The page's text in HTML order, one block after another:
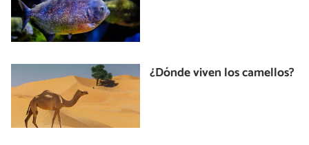
¿Dónde viven los camellos?